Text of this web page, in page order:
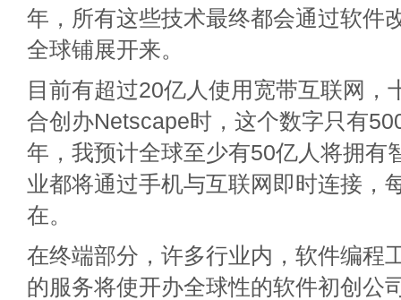
年，所有这些技术最终都会通过软件
全球铺展开来。
目前有超过20亿人使用宽带互联网，
合创办Netscape时，这个数字只有
年，我预计全球至少有50亿人将拥有
业都将通过手机与互联网即时连接，
在。
在终端部分，许多行业内，软件编程
的服务将使开办全球性的软件初创公